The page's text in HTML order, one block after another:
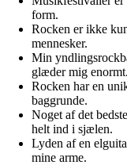
form.
Rocken er ikke
mennesker.
Min
glæder mig enormt.
Rocken har en
baggrunde.
Noget af det
helt ind i sjælen.
Lyden af en
mine arme.